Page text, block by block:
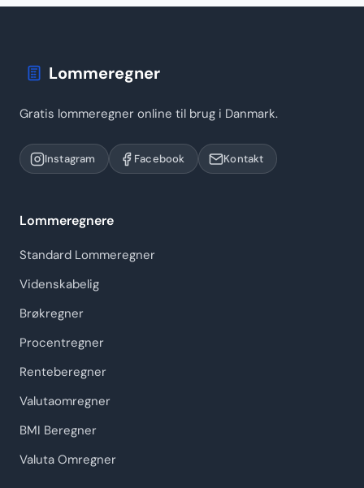
Lommeregner
Gratis lommeregner online til brug i Danmark.
Instagram Facebook Kontakt
Lommeregnere
Standard Lommeregner
Videnskabelig
Brøkregner
Procentregner
Renteberegner
Valutaomregner
BMI Beregner
Valuta Omregner